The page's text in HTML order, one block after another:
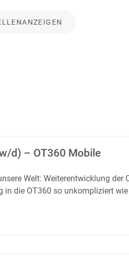
d) – OT360 Mobile
Welt: Weiterentwicklung der
in die OT360 so unkompliziert